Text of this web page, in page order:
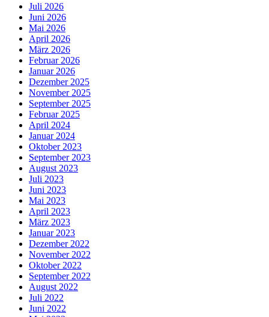
Juli 2026
Juni 2026
Mai 2026
April 2026
März 2026
Februar 2026
Januar 2026
Dezember 2025
November 2025
September 2025
Februar 2025
April 2024
Januar 2024
Oktober 2023
September 2023
August 2023
Juli 2023
Juni 2023
Mai 2023
April 2023
März 2023
Januar 2023
Dezember 2022
November 2022
Oktober 2022
September 2022
August 2022
Juli 2022
Juni 2022